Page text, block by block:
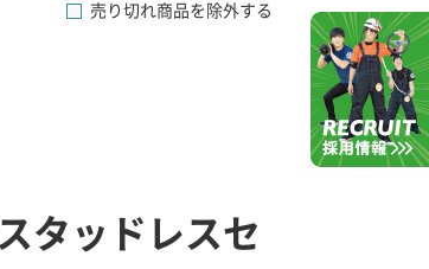
売り切れ商品を除外する
タッドレスセ